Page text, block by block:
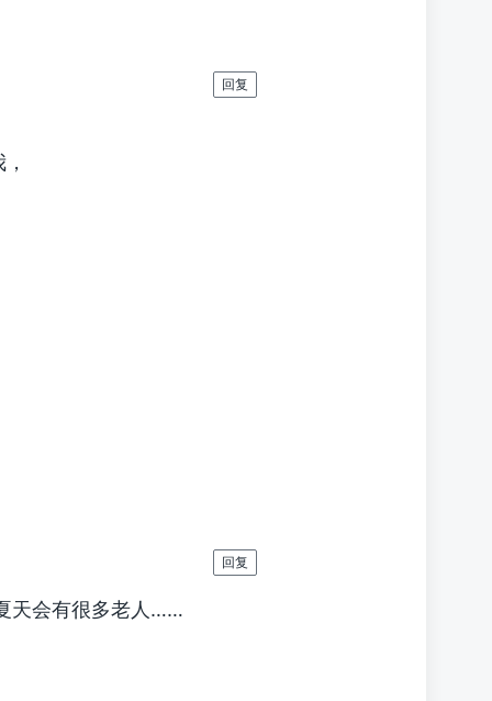
回复
天会有很多老人……
回复